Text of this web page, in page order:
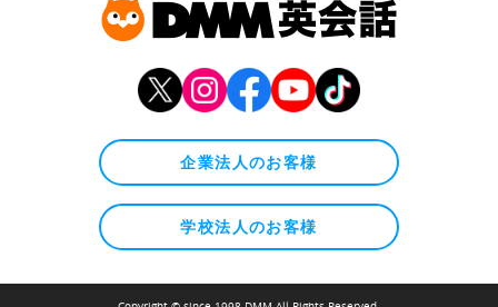
企業法人のお客様
学校法人のお客様